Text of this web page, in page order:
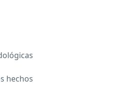
hechos